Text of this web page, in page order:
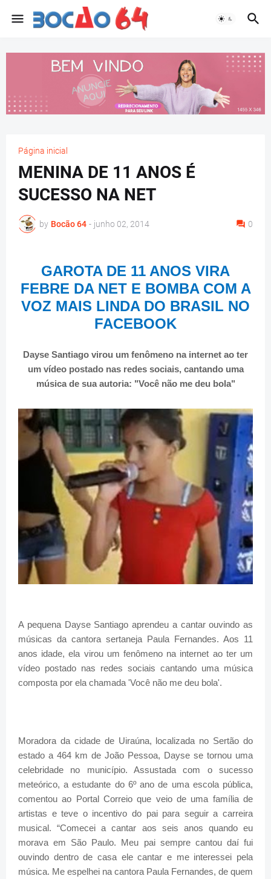
Página inicial
MENINA DE 11 ANOS É
SUCESSO NA NET
by Bocão 64 - junho 02, 2014 0
GAROTA DE 11 ANOS VIRA
FEBRE DA NET E BOMBA COM A
VOZ MAIS LINDA DO BRASIL NO
FACEBOOK
Dayse Santiago virou um fenômeno na internet ao ter
um vídeo postado nas redes sociais, cantando uma
música de sua autoria: "Você não me deu bola"
A pequena Dayse Santiago aprendeu a cantar ouvindo as
músicas da cantora sertaneja Paula Fernandes. Aos 11
anos idade, ela virou um fenômeno na internet ao ter um
vídeo postado nas redes sociais cantando uma música
composta por ela chamada 'Você não me deu bola'.
Moradora da cidade de Uiraúna, localizada no Sertão do
estado a 464 km de João Pessoa, Dayse se tornou uma
celebridade no município. Assustada com o sucesso
meteórico, a estudante do 6º ano de uma escola pública,
comentou ao Portal Correio que veio de uma família de
artistas e teve o incentivo do pai para seguir a carreira
musical. “Comecei a cantar aos seis anos quando eu
morava em São Paulo. Meu pai sempre cantou daí fui
ouvindo dentro de casa ele cantar e me interessei pela
música. Me espelhei na cantora Paula Fernandes, de quem